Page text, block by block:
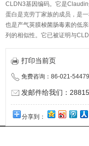
CLDN3基因编码。它是
蛋白是克劳丁家族的成员，是
也是产气荚膜梭菌肠毒素的低
列的相似性。它已被证明与
打印当前页
免费咨询：86-021-
发邮件给我们：
分享到：